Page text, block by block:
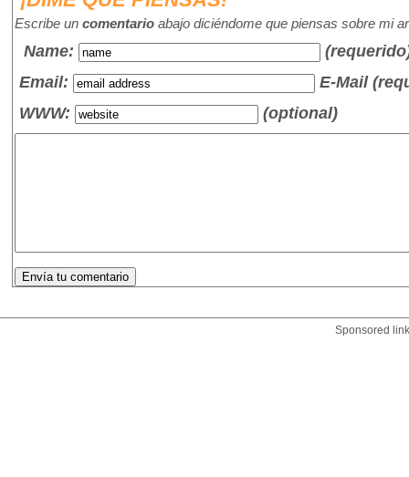
Escribe un comentario abajo diciéndome que piensas sobre mi
Name:
Email:
E-Mail
WWW:
(optional)
Sponsored